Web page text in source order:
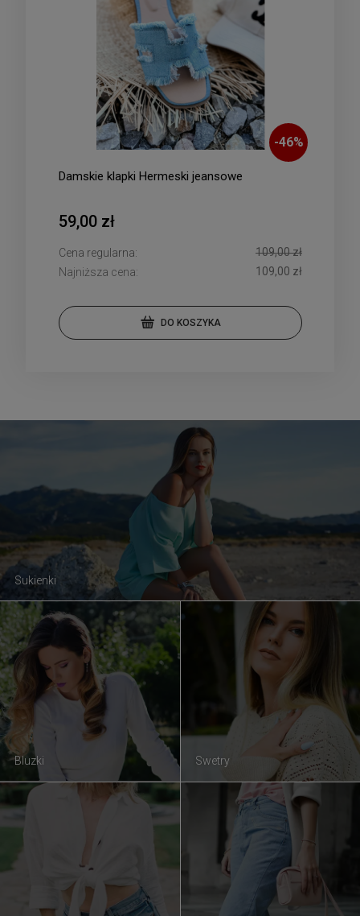
-46%
Damskie klapki Hermeski jeansowe
59,00 zł
Cena regularna:
109,00 zł
Najniższa cena:
109,00 zł
DO KOSZYKA
Sukienki
Bluzki Swetry